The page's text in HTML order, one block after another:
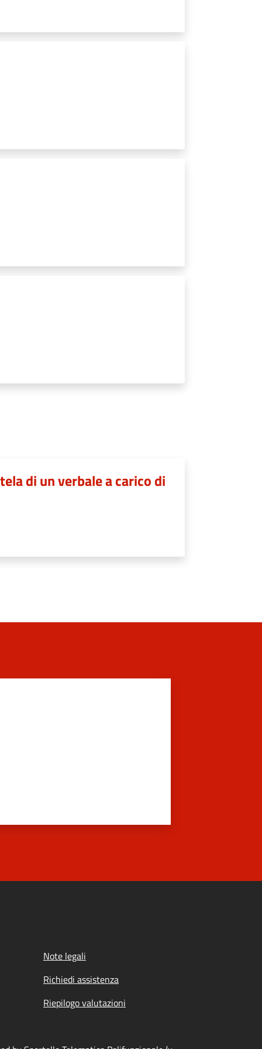
di un verbale a carico di
Note legali
Richiedi assistenza
Riepilogo valutazioni